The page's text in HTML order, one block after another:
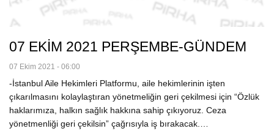
07 EKİM 2021 PERŞEMBE-GÜNDEM
07 Ekim 2021 - 06:00
-İstanbul Aile Hekimleri Platformu, aile hekimlerinin işten
çıkarılmasını kolaylaştıran yönetmeliğin geri çekilmesi için “Özlük
haklarımıza, halkın sağlık hakkına sahip çıkıyoruz. Ceza
yönetmenliği geri çekilsin” çağrısıyla iş bırakacak.…